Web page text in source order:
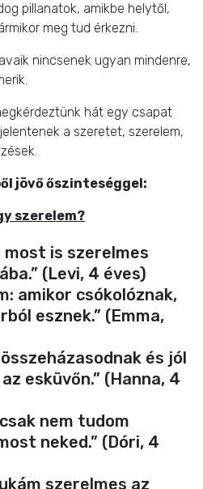
pillanatok, amikbe helytől,
meg tud érkezni.
nincsenek ugyan mindenre,
hát egy csapat
a szeretet, szerelem,
jövő őszinteséggel:
szerelem?
most is szerelmes
(Levi, 4 éves)
amikor csókolóznak,
esznek.” (Emma,
és jól
esküvőn.” (Hanna, 4
nem tudom
neked.” (Dóri, 4
szerelmes az